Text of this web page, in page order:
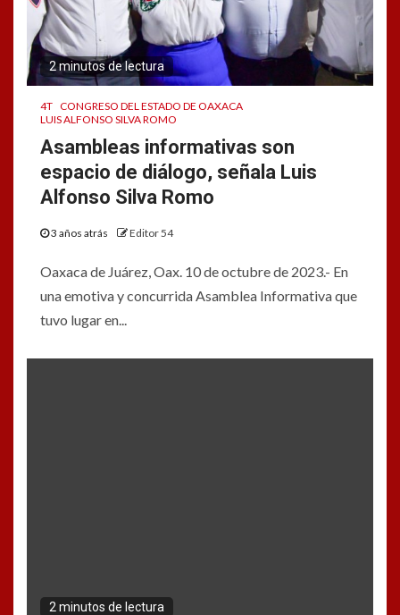
2 minutos de lectura
4T CONGRESO DEL ESTADO DE OAXACA
LUIS ALFONSO SILVA ROMO
Asambleas informativas son
espacio de diálogo, señala Luis
Alfonso Silva Romo
3 años atrás Editor 54
Oaxaca de Juárez, Oax. 10 de octubre de 2023.- En
una emotiva y concurrida Asamblea Informativa que
tuvo lugar en...
2 minutos de lectura